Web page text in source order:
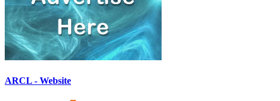
ARCL - Website